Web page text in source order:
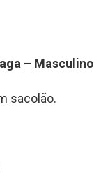
a – Masculino
sacolão.